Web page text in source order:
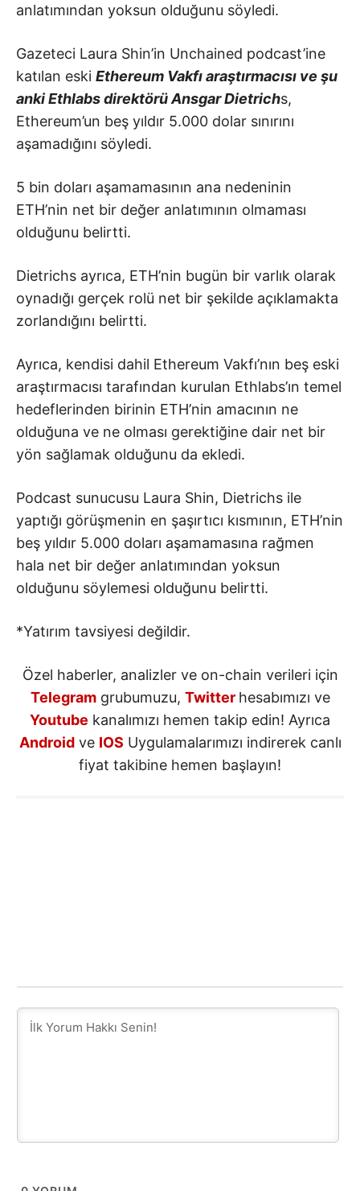
anlatımından yoksun olduğunu söyledi.
Gazeteci Laura Shin’in Unchained podcast’ine
katılan eski Ethereum Vakfı araştırmacısı ve şu
anki Ethlabs direktörü Ansgar Dietrichs,
Ethereum’un beş yıldır 5.000 dolar sınırını
aşamadığını söyledi.
5 bin doları aşamamasının ana nedeninin
ETH’nin net bir değer anlatımının olmaması
olduğunu belirtti.
Dietrichs ayrıca, ETH’nin bugün bir varlık olarak
oynadığı gerçek rolü net bir şekilde açıklamakta
zorlandığını belirtti.
Ayrıca, kendisi dahil Ethereum Vakfı’nın beş eski
araştırmacısı tarafından kurulan Ethlabs’ın temel
hedeflerinden birinin ETH’nin amacının ne
olduğuna ve ne olması gerektiğine dair net bir
yön sağlamak olduğunu da ekledi.
Podcast sunucusu Laura Shin, Dietrichs ile
yaptığı görüşmenin en şaşırtıcı kısmının, ETH’nin
beş yıldır 5.000 doları aşamamasına rağmen
hala net bir değer anlatımından yoksun
olduğunu söylemesi olduğunu belirtti.
*Yatırım tavsiyesi değildir.
Özel haberler, analizler ve on-chain verileri için
Telegramgrubumuzu, Twitter hesabımızı ve
Youtube kanalımızı hemen takip edin! Ayrıca
Androidve IOS Uygulamalarımızı indirerek canlı
fiyat takibine hemen başlayın!